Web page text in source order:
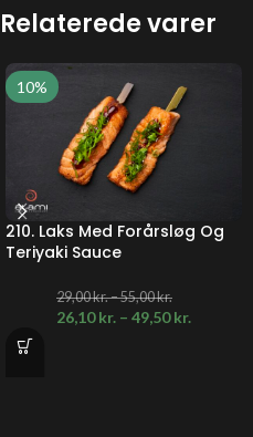
Relaterede varer
10%
210. Laks Med Forårsløg Og
Teriyaki Sauce
29,00kr.–55,00kr.
26,10kr. – 49,50kr.